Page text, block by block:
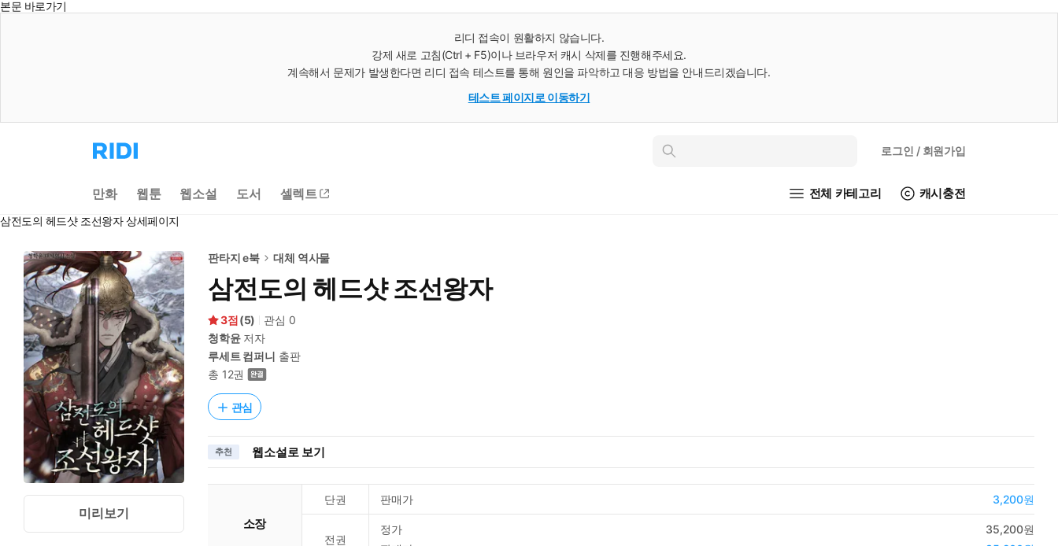
본문 바로가기
리디 접속이 원활하지 않습니다.
강제 새로 고침(Ctrl + F5)이나 브라우저 캐시 삭제를 진행해주세요.
계속해서 문제가 발생한다면 리디 접속 테스트를 통해 원인을 파악하고 대응 방법을 안내드리겠습니다.
테스트 페이지로 이동하기
리
디
으
로
동
인
로그인 / 회원가입
만화 웹툰 웹소설 도서 셀렉트 전체 카테고리 캐시충전
삼전도의 헤드샷 조선왕자 상세페이지
미리보기
판타지 e북 대체 역사물
삼전도의 헤드샷 조선왕자
3 (5) 관심 0
청학윤저자
루세트 컴퍼니 출판
총 12권
관심
추천 웹소설로 보기
소장
단권 판매가 3,200원
전권
정가
35,200원